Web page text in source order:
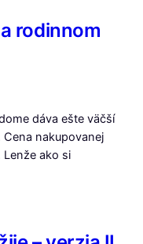
rodinnom
dáva ešte väčší
nakupovanej
ako si